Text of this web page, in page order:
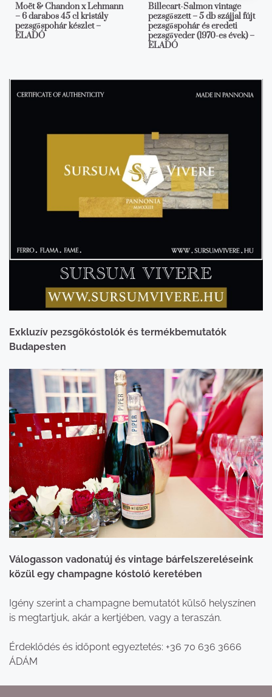
Moët & Chandon x Lehmann
– 6 darabos 45 cl kristály
pezsgőspohár készlet –
ELADÓ
Billecart-Salmon vintage
pezsgőszett – 5 db szájjal fújt
pezsgőspohár és eredeti
pezsgőveder (1970-es évek) –
ELADÓ
Exkluzív pezsgőkóstolók és termékbemutatók
Budapesten
Válogasson vadonatúj és vintage bárfelszereléseink
közül egy champagne kóstoló keretében
Igény szerint a champagne bemutatót külső helyszínen
is megtartjuk, akár a kertjében, vagy a teraszán.
Érdeklődés és időpont egyeztetés: +36 70 636 3666
ÁDÁM